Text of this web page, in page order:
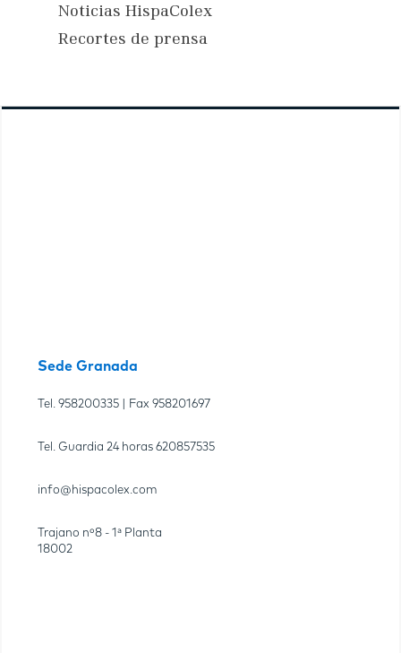
Noticias HispaColex
Recortes de prensa
Sede Granada
Tel. 958200335 | Fax 958201697
Tel. Guardia 24 horas 620857535
info@hispacolex.com
Trajano nº8 - 1ª Planta
18002